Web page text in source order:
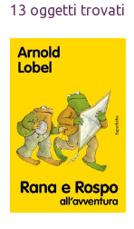
13 oggetti trovati